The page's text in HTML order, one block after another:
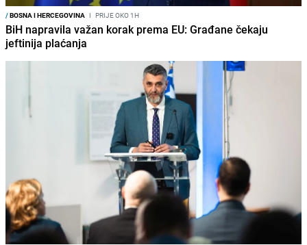
/BOSNA I HERCEGOVINA I PRIJE OKO 1H
BiH napravila važan korak prema EU: Građane čekaju
jeftinija plaćanja